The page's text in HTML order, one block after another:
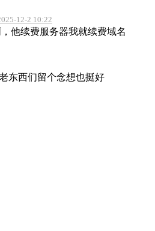
12-2 10:22
他续费服务器我就续费域名
东西们留个念想也挺好